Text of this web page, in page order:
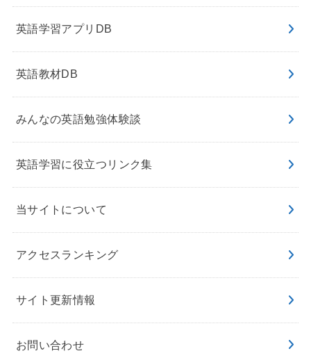
英語学習アプリDB
英語教材DB
みんなの英語勉強体験談
英語学習に役立つリンク集
当サイトについて
アクセスランキング
サイト更新情報
お問い合わせ